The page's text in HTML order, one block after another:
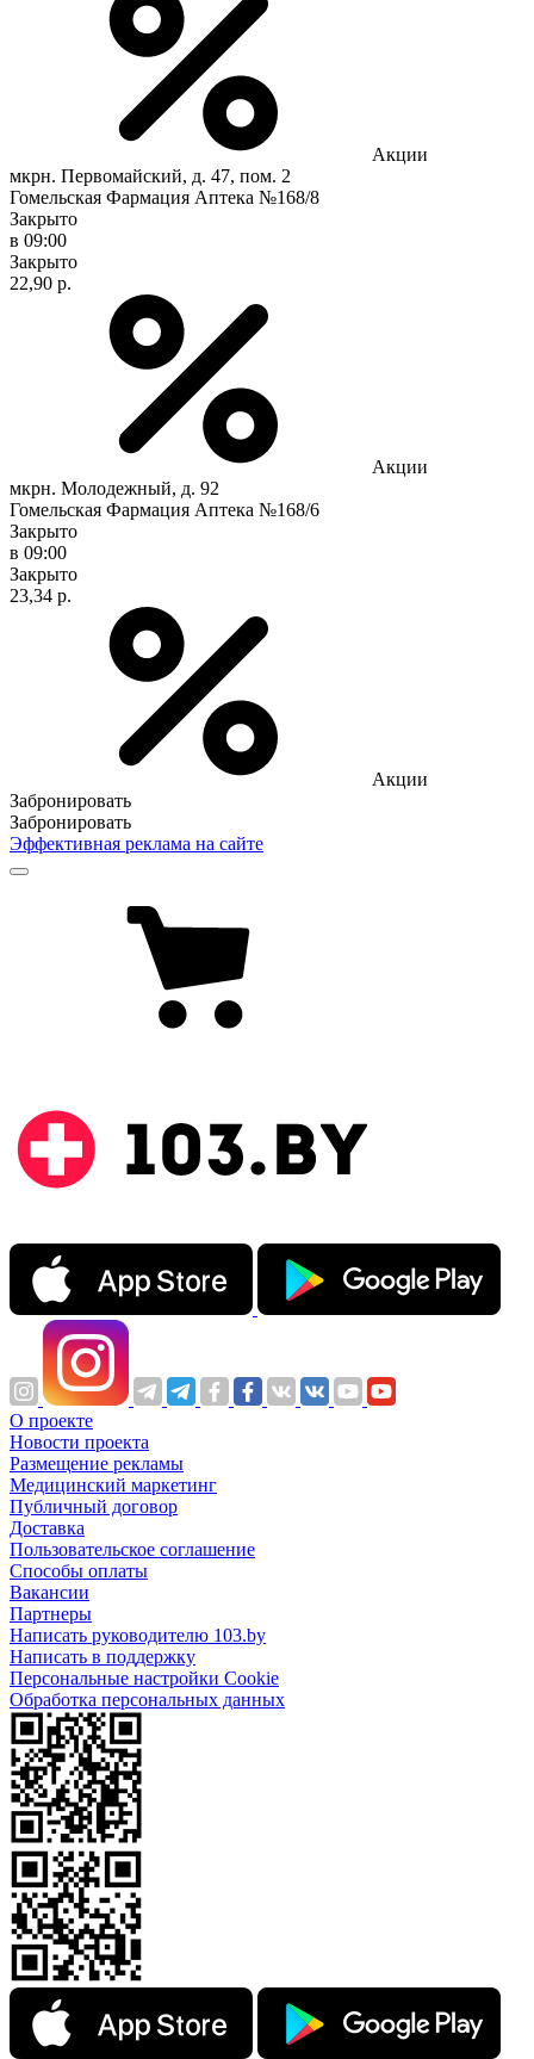
Акции
мкрн. Первомайский, д. 47, пом. 2
Гомельская Фармация Аптека №168/8
Закрыто
в 09:00
Закрыто
22,90 р.
Акции
мкрн. Молодежный, д. 92
Гомельская Фармация Аптека №168/6
Закрыто
в 09:00
Закрыто
23,34 р.
Акции
Забронировать
Забронировать
Эффективная реклама на сайте
О проекте
Новости проекта
Размещение рекламы
Медицинский маркетинг
Публичный договор
Доставка
Пользовательское соглашение
Способы оплаты
Вакансии
Партнеры
Написать руководителю 103.by
Написать в поддержку
Персональные настройки Cookie
Обработка персональных данных